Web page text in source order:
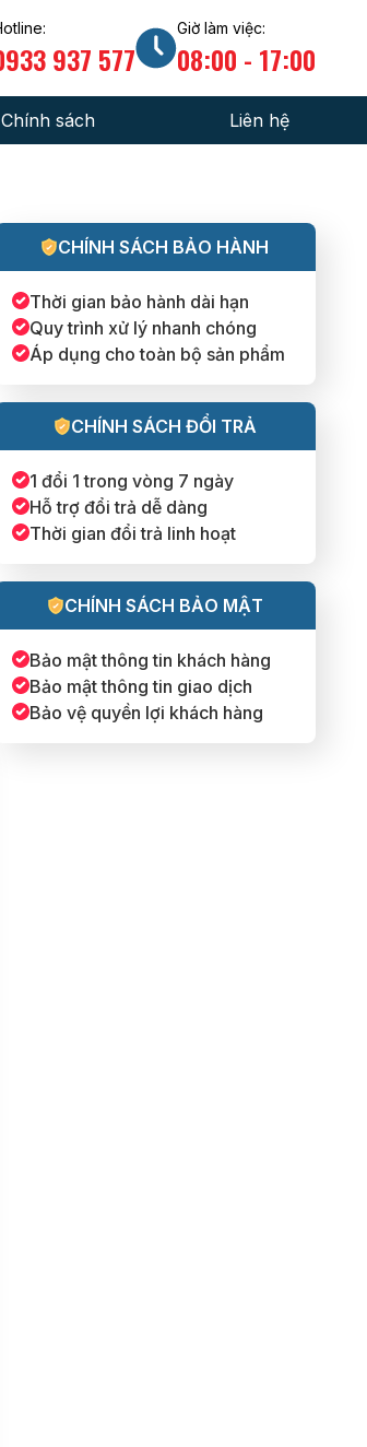
937 577
Giờ làm việc:
08:00 - 17:00
Chính sách
Chính sách bảo hành
Liên hệ
CHÍNH SÁCH BẢO HÀNH
Thời gian bảo hành dài hạn
Quy trình xử lý nhanh chóng
Áp dụng cho toàn bộ sản phẩm
CHÍNH SÁCH ĐỔI TRẢ
1 đổi 1 trong vòng 7 ngày
Hỗ trợ đổi trả dễ dàng
Thời gian đổi trả linh hoạt
CHÍNH SÁCH BẢO MẬT
Bảo mật thông tin khách hàng
Bảo mật thông tin giao dịch
Bảo vệ quyền lợi khách hàng